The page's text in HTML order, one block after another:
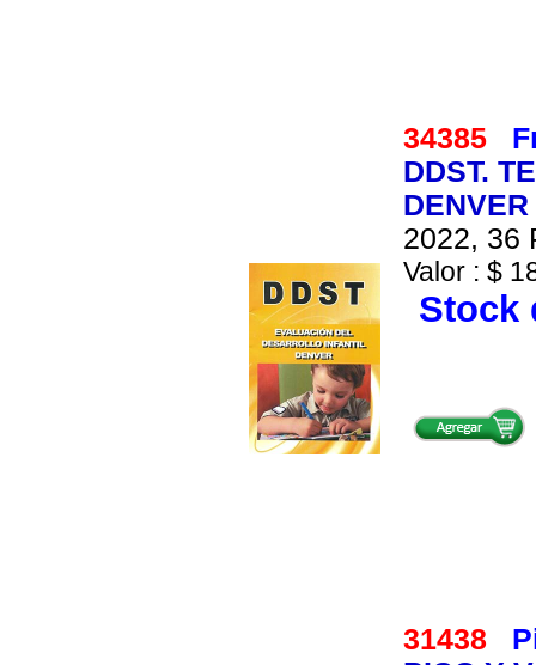
34385
DDST.
DENVER
2022, 36
Valor : $
Stock
31438